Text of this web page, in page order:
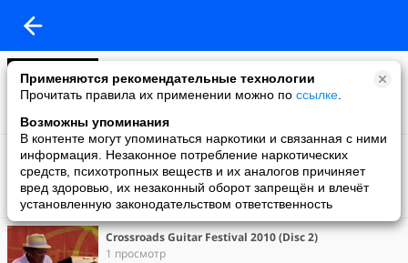
Применяются рекомендательные технологии
Прочитать правила их применении можно по ссылке
Возможны упоминания
В контенте могут упоминаться наркотики и связанная с ними
информация. Незаконное потребление наркотических
средств, психотропных веществ и их аналогов причиняет
вред здоровью, их незаконный оборот запрещён и влечёт
установленную законодательством ответственность
0 просмотров
1:45:19
STANLEY JORDAN Trio. live in Paris. 2007 (ultimate full
version)
0 просмотров
Crossroads Guitar Festival 2010 (Disc 2)
1 просмотр